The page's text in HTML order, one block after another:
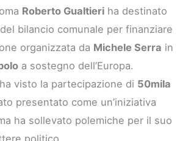
Roberto Gualtieri ha destinato
del bilancio comunale per finanziare
organizzata da Michele Serra in
a sostegno dell’Europa.
visto la partecipazione di 50mila
presentato come un’iniziativa
ha sollevato polemiche per il suo